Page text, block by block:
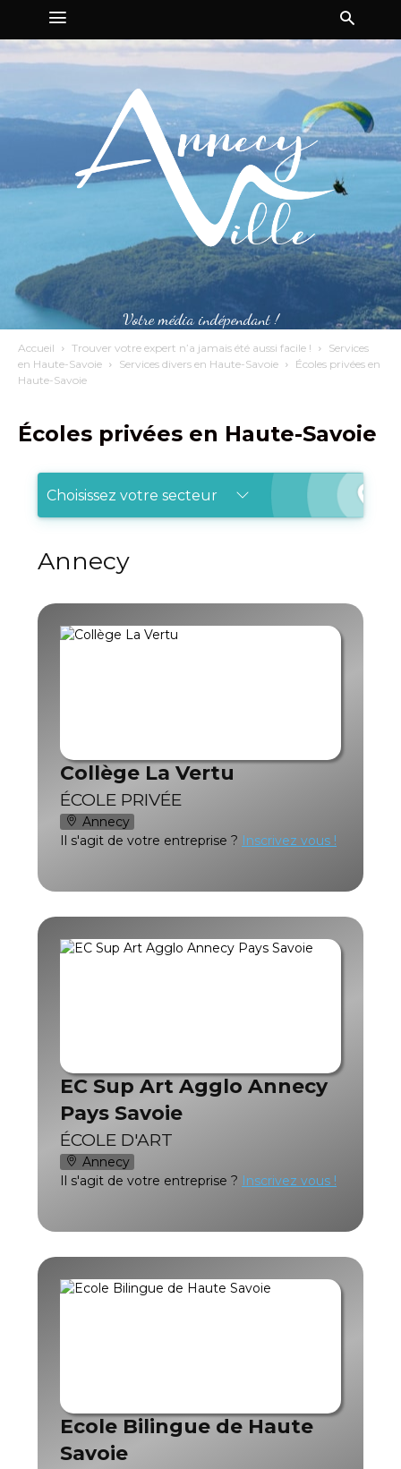
Votre média indépendant !
Accueil Trouver votre expert n’a jamais été aussi facile !
Services
en Haute-Savoie
Services divers en Haute-Savoie
Écoles privées en
Haute-Savoie
Écoles privées en Haute-Savoie
Choisissez votre secteur
Annecy
Collège La Vertu
ÉCOLE PRIVÉE
Annecy
Il s'agit de votre entreprise ? Inscrivez vous !
EC Sup Art Agglo Annecy
Pays Savoie
ÉCOLE D'ART
Annecy
Il s'agit de votre entreprise ? Inscrivez vous !
Ecole Bilingue de Haute
Savoie